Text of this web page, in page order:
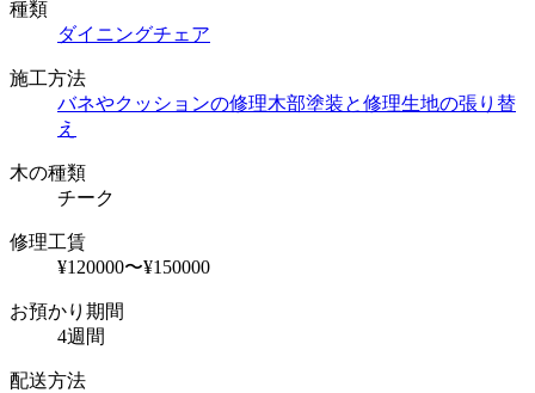
種類
ダイニングチェア
施工方法
バネやクッションの修理木部塗装と修理生地の張り替
え
木の種類
チーク
修理工賃
¥120000〜¥150000
お預かり期間
4週間
配送方法